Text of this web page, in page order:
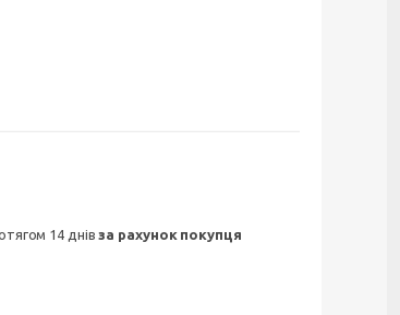
14 днівза рахунок покупця